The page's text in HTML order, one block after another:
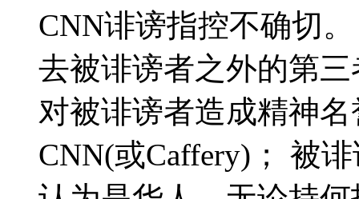
CNN诽谤指控不确切
去被诽谤者之外的第
对被诽谤者造成精神
CNN(或Caffery)； 被